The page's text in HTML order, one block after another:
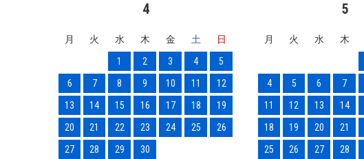
4
月 火 水 木 金 土
日
1
2 3 4
5
6
7 8 9 10 11
12
13
14 15 16 17 18
19
20
21 22 23 24 25
26
27
28 29 30
5
月 火 水 木
4
5 6 7
11
12 13 14
18
19 20 21
25
26 27 28